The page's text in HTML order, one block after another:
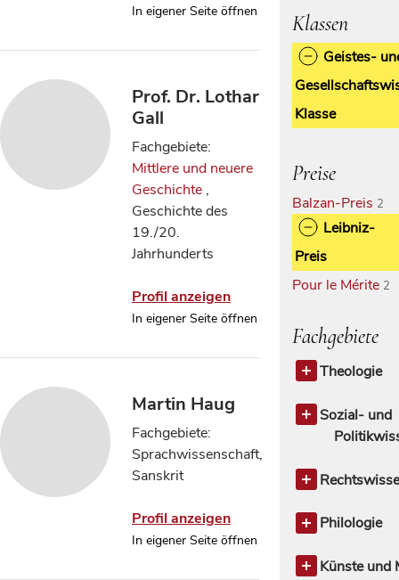
In eigener Seite öffnen
Prof. Dr. Lothar
Gall
Fachgebiete:
Mittlere und neuere
Geschichte ,
Geschichte des
19./20.
Jahrhunderts
Profil anzeigen
In eigener Seite öffnen
Martin Haug
Fachgebiete:
Sprachwissenschaft,
Sanskrit
Profil anzeigen
In eigener Seite öffnen
Klassen
Geistes-
Klasse
Preise
Balzan-Preis 2
Leibniz-
Preis
Pour le Mérite 2
Fachgebiete
Theologie
Sozial- und
allgemein
Philologie
Künste und